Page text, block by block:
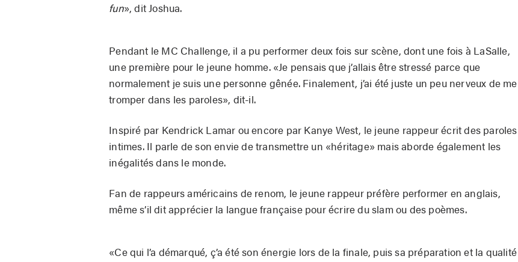
fun», dit Joshua.
Pendant le MC Challenge, il a pu performer deux fois sur scène, dont une fois à LaSalle,
une première pour le jeune homme. «Je pensais que j’allais être stressé parce que
normalement je suis une personne gênée. Finalement, j’ai été juste un peu nerveux de me
tromper dans les paroles», dit-il.
Inspiré par Kendrick Lamar ou encore par Kanye West, le jeune rappeur écrit des paroles
intimes. Il parle de son envie de transmettre un «héritage» mais aborde également les
inégalités dans le monde.
Fan de rappeurs américains de renom, le jeune rappeur préfère performer en anglais,
même s’il dit apprécier la langue française pour écrire du slam ou des poèmes.
«Ce qui l’a démarqué, ç’a été son énergie lors de la finale, puis sa préparation et la qualité